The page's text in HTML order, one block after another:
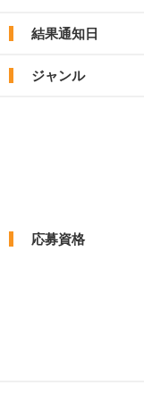
結果通知日
ジャンル
応募資格